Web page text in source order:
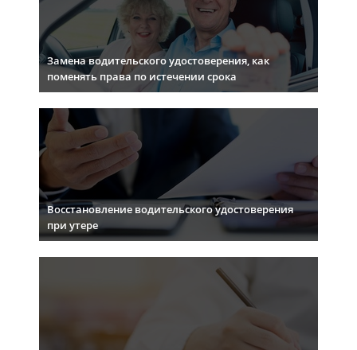
Замена водительского удостоверения, как
поменять права по истечении срока
Восстановление водительского удостоверения
при утере